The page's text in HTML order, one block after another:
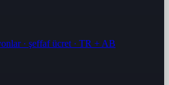
· şeffaf ücret · TR + AB